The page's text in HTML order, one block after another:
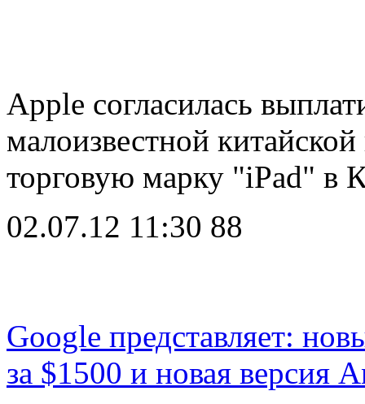
Apple согласилась
малоизвестной
торговую марку "iPad" в
02.07.12 11:30 88
Google представляет:
за $1500 и новая версия